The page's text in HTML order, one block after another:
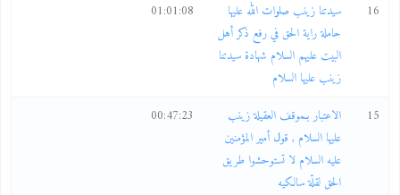
16
سيدتنا زينب صلوات الله عليها
حاملة راية الحق في رفع ذكر أهل
البيت عليهم السلام شهادة سيدتنا
زينب عليها السلام
01:01:08
15
الاعتبار بـموقف العقيلة زينب
عليها السلام , قول أمير المؤمنين
عليه السلام لا تستوحشوا طريق
الحق لقلّة سالكيه
00:47:23